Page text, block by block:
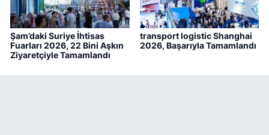
Şam’daki Suriye İhtisas
Fuarları 2026, 22 Bini Aşkın
Ziyaretçiyle Tamamlandı
transport logistic Shanghai
2026, Başarıyla Tamamlandı